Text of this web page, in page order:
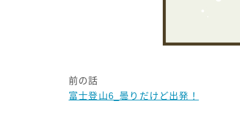
前の話
富士登山6_曇りだけど出発！